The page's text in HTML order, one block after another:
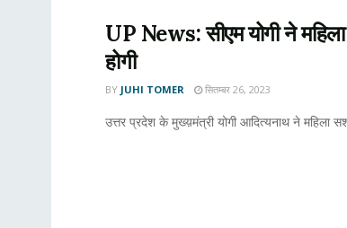
UP News: सीएम योगी ने
होगी
BY JUHI TOMER सितम्बर 26, 2023
उत्तर प्रदेश के मुख्य़मंत्री योगी आदित्यनाथ ने महिला